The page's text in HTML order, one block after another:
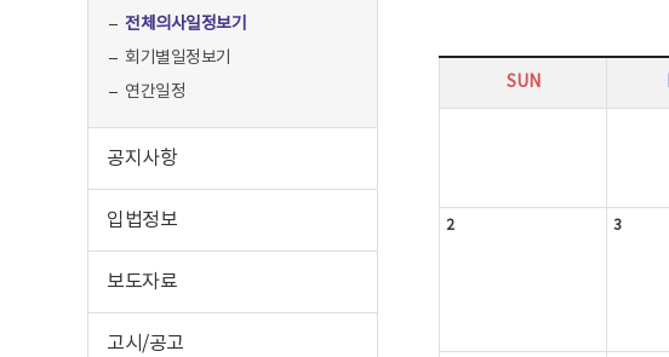
전체의사일정보기
회기별일정보기
연간일정
공지사항
입법정보
보도자료
고시/공고
SUN
2 3